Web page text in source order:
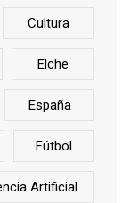
Cultura
Elche
España
Fútbol
Artificial